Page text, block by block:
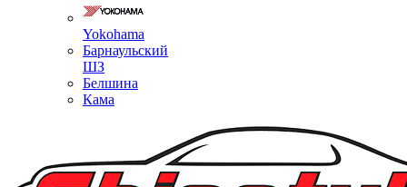
Yokohama
Барнаульский
ШЗ
Белшина
Кама